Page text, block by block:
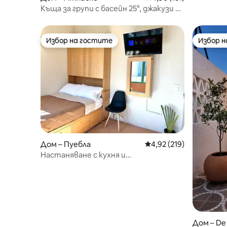
Къща за групи с басейн 25°, джакузи и
Избор на гостите
Избор на гостите
Дом – Пуебла Средна оценка: 4,92
4,92 (219)
Настаняване с кухня и
Избор
Избор
Дом – De